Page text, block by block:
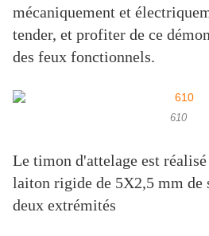
mécaniquement et
tender, et profiter de ce
des feux fonctionnels.
610
Le timon d'attelage est réalisé
laiton rigide de 5X2,5 mm de
deux extrémités